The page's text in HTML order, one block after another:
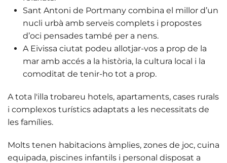
Sant Antoni de Portmany combina el millor d’un
nucli urbà amb serveis complets i propostes
d’oci pensades també per a nens.
A Eivissa ciutat podeu allotjar-vos a prop de la
mar amb accés a la història, la cultura local i la
comoditat de tenir-ho tot a prop.
A tota l'illa trobareu hotels, apartaments, cases rurals
i complexos turístics adaptats a les necessitats de
les famílies.
Molts tenen habitacions àmplies, zones de joc, cuina
equipada, piscines infantils i personal disposat a